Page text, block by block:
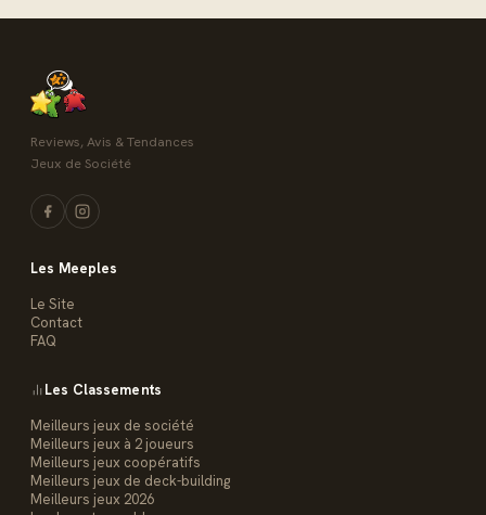
Reviews, Avis & Tendances
Jeux de Société
Les Meeples
Le Site
Contact
FAQ
Les Classements
Meilleurs jeux de société
Meilleurs jeux à 2 joueurs
Meilleurs jeux coopératifs
Meilleurs jeux de deck-building
Meilleurs jeux 2026